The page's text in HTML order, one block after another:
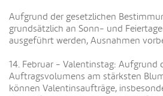
Aufgrund der gesetzlichen
grundsätzlich an Sonn- und
ausgeführt werden, Ausnahmen
14. Februar - Valentinstag: Aufgrund
Auftragsvolumens am stärksten
können Valentinsaufträge,